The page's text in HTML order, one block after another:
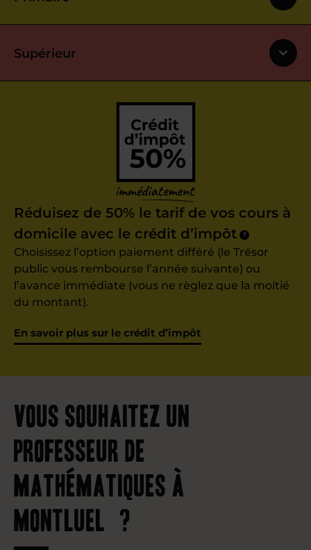
Supérieur
Réduisez de 50% le tarif de vos cours à
domicile avec le crédit d’impôt
?
Choisissez l’option paiement différé (le Trésor
public vous rembourse l’année suivante) ou
l’avance immédiate (vous ne règlez que la moitié
du montant).
En savoir plus sur le crédit d’impôt
Vous souhaitez un
professeur de
mathématiques à
Montluel ?